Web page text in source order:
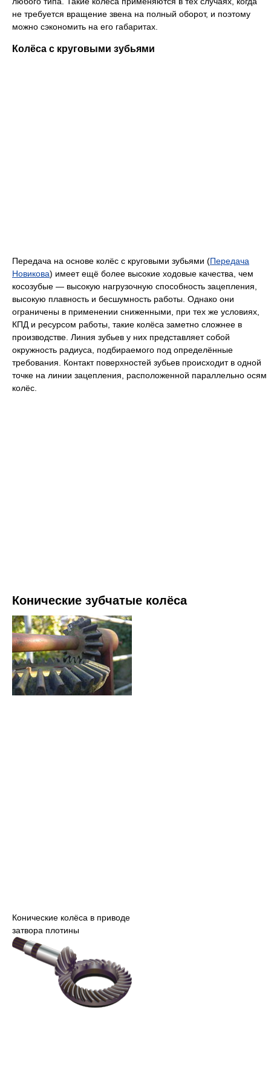
не требуется вращение звена на полный оборот, и поэтому
можно сэкономить на его габаритах.
Колёса с круговыми зубьями
Передача на основе колёс с круговыми зубьями (Передача
Новикова) имеет ещё более высокие ходовые качества, чем
косозубые — высокую нагрузочную способность зацепления,
высокую плавность и бесшумность работы. Однако они
ограничены в применении сниженными, при тех же условиях,
КПД и ресурсом работы, такие колёса заметно сложнее в
производстве. Линия зубьев у них представляет собой
окружность радиуса, подбираемого под определённые
требования. Контакт поверхностей зубьев происходит в одной
точке на линии зацепления, расположенной параллельно осям
колёс.
Конические зубчатые колёса
Конические колёса в приводе
затвора плотины